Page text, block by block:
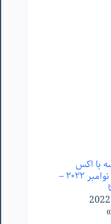
با اکس
محترم- ٨ نوامبر ٢٠٢٢ –